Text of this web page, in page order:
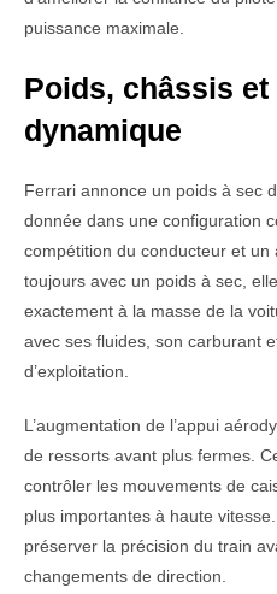
puissance maximale.
Poids, châssis
dynamique
Ferrari annonce un poids à sec
donnée dans une configuration
compétition du conducteur et
toujours avec un poids à sec,
exactement à la masse de la
avec ses fluides, son carburant
d’exploitation.
L’augmentation de l’appui
de ressorts avant plus fermes.
contrôler les mouvements de
plus importantes à haute
préserver la précision du train
changements de direction.